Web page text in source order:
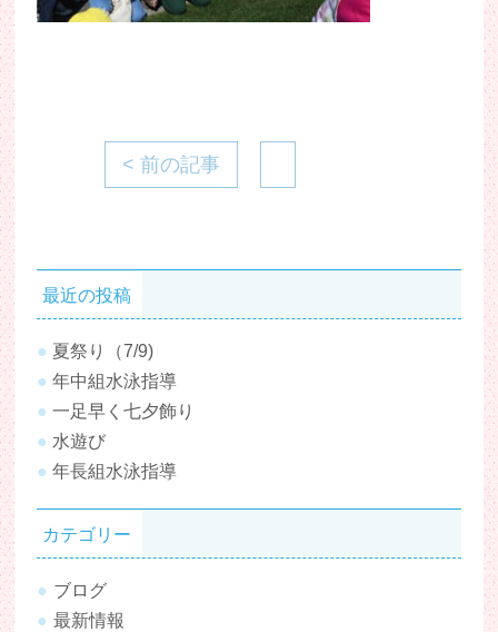
< 前の記事
最近の投稿
夏祭り（7/9)
年中組水泳指導
一足早く七夕飾り
水遊び
年長組水泳指導
カテゴリー
ブログ
最新情報